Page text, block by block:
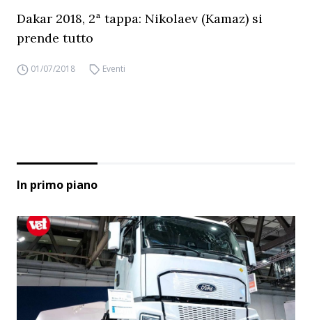
Dakar 2018, 2ª tappa: Nikolaev (Kamaz) si
prende tutto
01/07/2018 Eventi
In primo piano